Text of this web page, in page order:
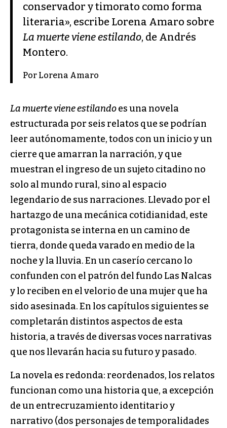
conservador y timorato como forma
literaria», escribe Lorena Amaro sobre
La muerte viene estilando, de Andrés
Montero.
Por Lorena Amaro
La muerte viene estilandoes una novela
estructurada por seis relatos que se podrían
leer autónomamente, todos con un inicio y un
cierre que amarran la narración, y que
muestran el ingreso de un sujeto citadino no
solo al mundo rural, sino al espacio
legendario de sus narraciones. Llevado por el
hartazgo de una mecánica cotidianidad, este
protagonista se interna en un camino de
tierra, donde queda varado en medio de la
noche y la lluvia. En un caserío cercano lo
confunden con el patrón del fundo Las Nalcas
y lo reciben en el velorio de una mujer que ha
sido asesinada. En los capítulos siguientes se
completarán distintos aspectos de esta
historia, a través de diversas voces narrativas
que nos llevarán hacia su futuro y pasado.
La novela es redonda: reordenados, los relatos
funcionan como una historia que, a excepción
de un entrecruzamiento identitario y
narrativo (dos personajes de temporalidades